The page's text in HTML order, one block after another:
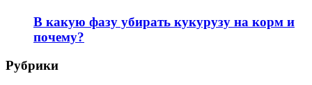
В какую фазу убирать кукурузу на корм и
почему?
Рубрики